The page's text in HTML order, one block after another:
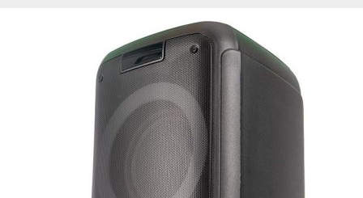
Cookies
Estas cookies son
cookies